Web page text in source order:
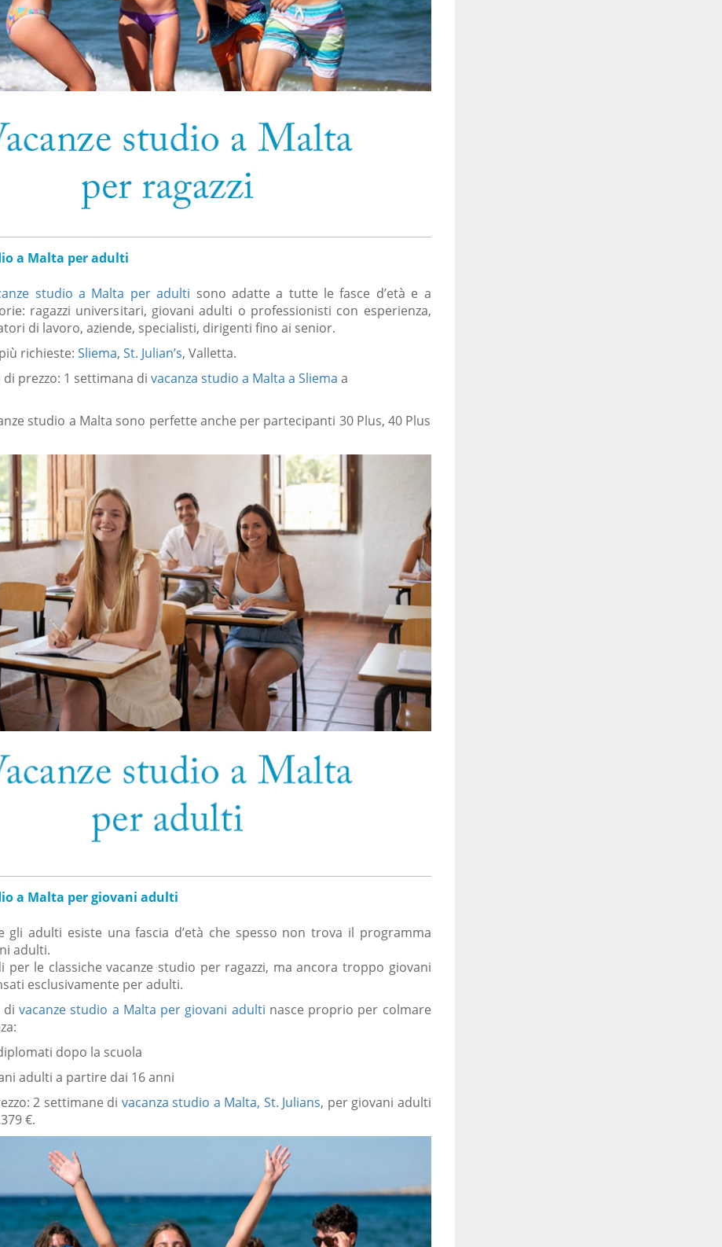
a Malta per adulti
studio a Malta per adulti sono adatte a tutte le fasce d’età e a
ragazzi universitari, giovani adulti o professionisti con esperienza,
di lavoro, aziende, specialisti, dirigenti fino ai senior.
richieste: Sliema, St. Julian’s, Valletta.
di prezzo: 1 settimana di vacanza studio a Malta a Sliema a
studio a Malta sono perfette anche per partecipanti 30 Plus, 40 Plus
a Malta per giovani adulti
gli adulti esiste una fascia d’età che spesso non trova il programma
adulti.
per le classiche vacanze studio per ragazzi, ma ancora troppo giovani
esclusivamente per adulti.
divacanze studio a Malta per giovani adulti nasce proprio per colmare
dopo la scuola
adulti a partire dai 16 anni
2 settimane di vacanza studio a Malta, St. Julians, per giovani adulti
€.